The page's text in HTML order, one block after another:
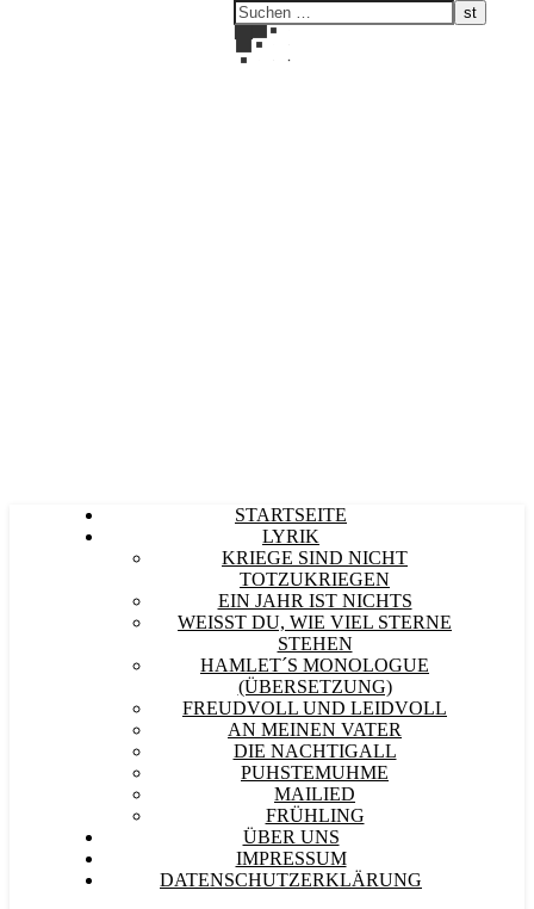
STARTSEITE
LYRIK
KRIEGE SIND NICHT
TOTZUKRIEGEN
EIN JAHR IST NICHTS
WEISST DU, WIE VIEL STERNE S
TEHEN
HAMLET´S MONOLOGUE
(ÜBERSETZUNG)
FREUDVOLL UND LEIDVOLL
AN MEINEN VATER
DIE NACHTIGALL
PUHSTEMUHME
MAILIED
FRÜHLING
ÜBER UNS
IMPRESSUM
DATENSCHUTZERKLÄRUNG